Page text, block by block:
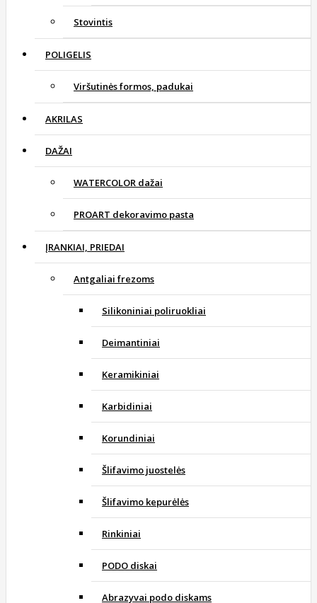
Stovintis
POLIGELIS
Viršutinės formos, padukai
AKRILAS
DAŽAI
WATERCOLOR dažai
PROART dekoravimo pasta
ĮRANKIAI, PRIEDAI
Antgaliai frezoms
Silikoniniai poliruokliai
Deimantiniai
Keramikiniai
Karbidiniai
Korundiniai
Šlifavimo juostelės
Šlifavimo kepurėlės
Rinkiniai
PODO diskai
Abrazyvai podo diskams